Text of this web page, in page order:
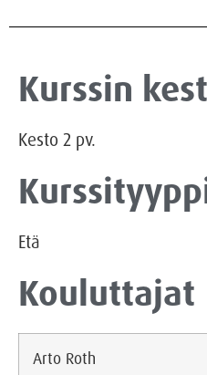
Kurssin
Kesto 2 pv.
Etä
Kouluttajat
Arto Roth